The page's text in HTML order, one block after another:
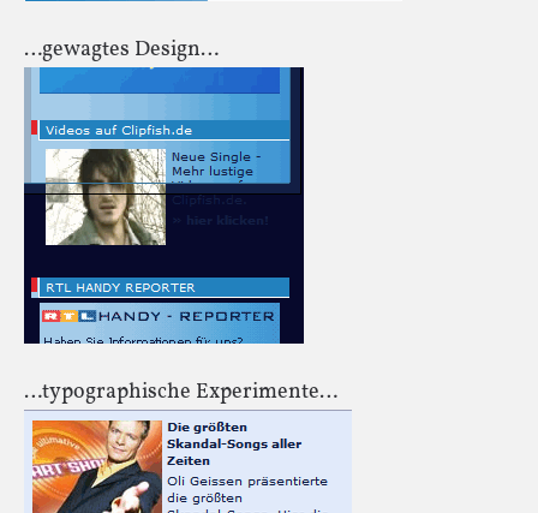
…gewagtes Design…
…typographische Experimente…